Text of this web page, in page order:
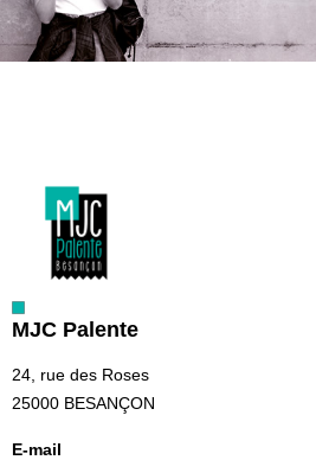
MJC Palente
24, rue des Roses
25000 BESANÇON
E-mail